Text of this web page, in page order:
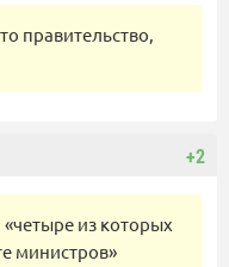
правительство,
+2
«четыре из которых
министров»